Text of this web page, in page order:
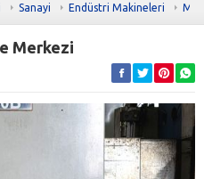
Sanayi Endüstri Makineleri
Merkezi